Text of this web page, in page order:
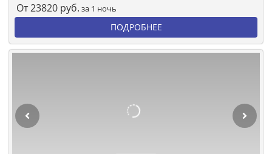
От23820 руб. за 1 ночь
ПОДРОБНЕЕ